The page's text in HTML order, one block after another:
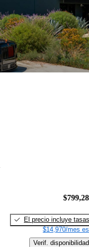
El precio incluye tasas
$14,970/mes
Verif. disponibilidad